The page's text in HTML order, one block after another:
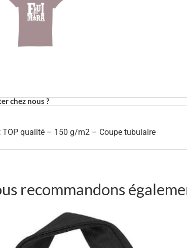
chez nous ?
qualité – 150 g/m2 – Coupe tubulaire
recommandons